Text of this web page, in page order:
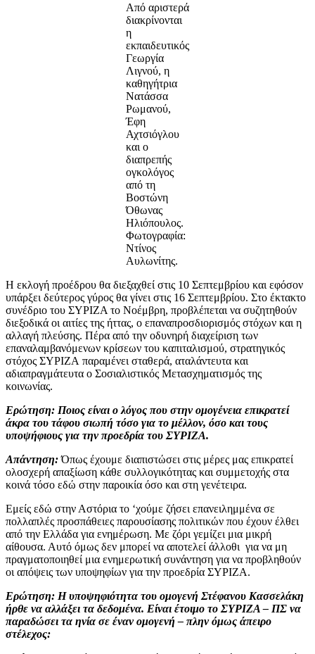
Από αριστερά
διακρίνονται
η
εκπαιδευτικός
Γεωργία
Λιγνού, η
καθηγήτρια
Νατάσσα
Ρωμανού,
Έφη
Αχτσιόγλου
και ο
διαπρεπής
ογκολόγος
από τη
Βοστώνη
Όθωνας
Ηλιόπουλος.
Φωτογραφία:
Ντίνος
Αυλωνίτης.
Η εκλογή προέδρου θα διεξαχθεί στις 10 Σεπτεμβρίου και εφόσον
υπάρξει δεύτερος γύρος θα γίνει στις 16 Σεπτεμβρίου. Στο έκτακτο
συνέδριο του ΣΥΡΙΖΑ το Νοέμβρη, προβλέπεται να συζητηθούν
διεξοδικά οι αιτίες της ήττας, ο επαναπροσδιορισμός στόχων και η
αλλαγή πλεύσης. Πέρα από την οδυνηρή διαχείριση των
επαναλαμβανόμενων κρίσεων του καπιταλισμού, στρατηγικός
στόχος ΣΥΡΙΖΑ παραμένει σταθερά, αταλάντευτα και
αδιαπραγμάτευτα ο Σοσιαλιστικός Μετασχηματισμός της
κοινωνίας.
Ερώτηση: Ποιος είναι ο λόγος που στην ομογένεια επικρατεί
άκρα του τάφου σιωπή τόσο για το μέλλον, όσο και τους
υποψήφιους για την προεδρία του ΣΥΡΙΖΑ.
Απάντηση:Όπως έχουμε διαπιστώσει στις μέρες μας επικρατεί
ολοσχερή απαξίωση κάθε συλλογικότητας και συμμετοχής στα
κοινά τόσο εδώ στην παροικία όσο και στη γενέτειρα.
Εμείς εδώ στην Αστόρια το ‘χούμε ζήσει επανειλημμένα σε
πολλαπλές προσπάθειες παρουσίασης πολιτικών που έχουν έλθει
από την Ελλάδα για ενημέρωση. Με ζόρι γεμίζει μια μικρή
αίθουσα. Αυτό όμως δεν μπορεί να αποτελεί άλλοθι για να μη
πραγματοποιηθεί μια ενημερωτική συνάντηση για να προβληθούν
οι απόψεις των υποψηφίων για την προεδρία ΣΥΡΙΖΑ.
Ερώτηση: Η υποψηφιότητα του ομογενή Στέφανου Κασσελάκη
ήρθε να αλλάξει τα δεδομένα. Είναι έτοιμο το ΣΥΡΙΖΑ – ΠΣ να
παραδώσει τα ηνία σε έναν ομογενή – πλην όμως άπειρο
στέλεχος: